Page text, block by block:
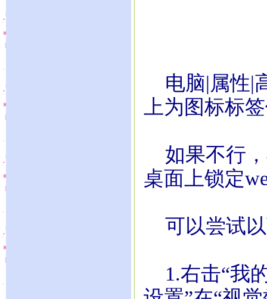
电脑|属性|
上为图标标
如果不行，
桌面上锁定
可以尝试以
1.右击“我